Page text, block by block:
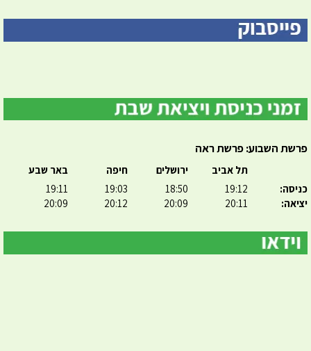
פרשת השבוע: פרשת ראה
כניסה:
יציאה:
תל אביב
19:12
20:11
ירושלים
18:50
20:09
חיפה
19:03
20:12
באר שבע
19:11
20:09